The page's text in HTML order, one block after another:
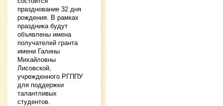
празднование 32 дня
рождения. В рамках
праздника будут
объявлены имена
получателей гранта
имени Галины
Михайловны
Лисовской,
учрежденного РГППУ
для поддержки
талантливых
студентов.